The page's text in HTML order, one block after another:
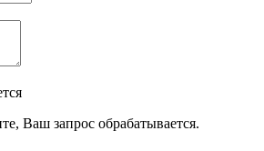
Ваш запрос обрабатывается.